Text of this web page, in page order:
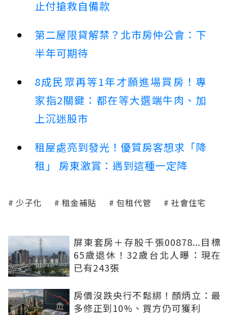
止付搶救自備款
第二屋限貸解禁？北市房仲公會：下
半年可期待
8成民眾再等1年才願進場買房！專
家指2關鍵：都在等大選端牛肉、加
上沉迷股市
租屋處亮到發光！優質房客想求「降
租」 房東激賞：遇到這種一定降
少子化 租金補貼 包租代管 社會住宅
屏東套房＋存股千張00878...目標
65歲退休！32歲台北人曝：現在
已有243張
房價沒跌央行不鬆綁！顏炳立：最
多修正到10%、買方仍可獲利